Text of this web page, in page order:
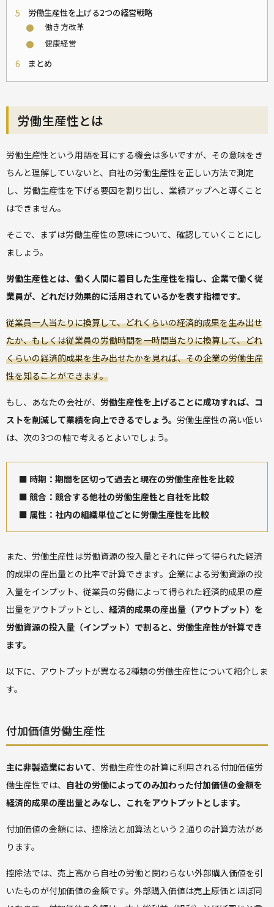
5 労働生産性を上げる2つの経営戦略
⚫ 働き方改革
⚫ 健康経営
6 まとめ
労働生産性とは
労働生産性という用語を耳にする機会は多いですが、その意味をき
ちんと理解していないと、自社の労働生産性を正しい方法で測定
し、労働生産性を下げる要因を割り出し、業績アップへと導くこと
はできません。
そこで、まずは労働生産性の意味について、確認していくことにし
ましょう。
労働生産性とは、働く人間に着目した生産性を指し、企業で働く従
業員が、どれだけ効果的に活用されているかを表す指標です。
従業員一人当たりに換算して、どれくらいの経済的成果を生み出せ
たか、もしくは従業員の労働時間を一時間当たりに換算して、どれ
くらいの経済的成果を生み出せたかを見れば、その企業の労働生産
性を知ることができます。
もし、あなたの会社が、 労働生産性を上げることに成功すれば、コ
ストを削減して業績を向上できるでしょう。 労働生産性の高い低い
は、次の3つの軸で考えるとよいでしょう。
■ 時期：期間を区切って過去と現在の労働生産性を比較
■ 競合：競合する他社の労働生産性と自社を比較
■ 属性：社内の組織単位ごとに労働生産性を比較
また、労働生産性は労働資源の投入量とそれに伴って得られた経済
的成果の産出量との比率で計算できます。企業による労働資源の投
入量をインプット、従業員の労働によって得られた経済的成果の産
出量をアウトプットとし、 経済的成果の産出量（アウトプット）を
労働資源の投入量（インプット）で割ると、労働生産性が計算でき
ます。
以下に、アウトプットが異なる2種類の労働生産性について紹介しま
す。
付加価値労働生産性
主に非製造業において、労働生産性の計算に利用される付加価値労
働生産性では、 自社の労働によってのみ加わった付加価値の金額を
経済的成果の産出量とみなし、これをアウトプットとします。
付加価値の金額には、控除法と加算法という２通りの計算方法があ
ります。
控除法では、売上高から自社の労働と関わらない外部購入価値を引
いたものが付加価値の金額です。外部購入価値は売上原価とほぼ同